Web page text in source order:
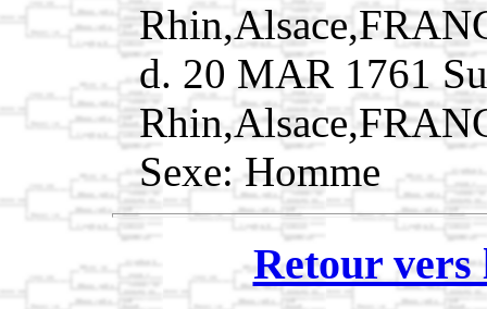
d. 20 MAR 1761
Sexe: Homme
Retour vers